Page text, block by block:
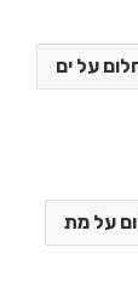
על ים
על מת